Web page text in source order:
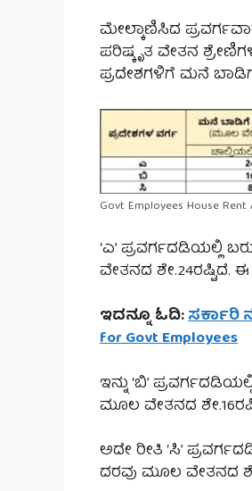
ಮೇಲ್ಕಾಣಿಸಿದ
ಪರಿಷ್ಕೃತ ವೇತನ
ಪ್ರದೇಶಗಳಿಗೆ ಮನೆ
Govt Employees House Rent
‘ಎ’ ಪ್ರವರ್ಗದಡಿಯಲ್ಲಿ
ವೇತನದ ಶೇ.24ರಷ್ಟಿದೆ.
ಇದನ್ನೂ ಓದಿ:ಸರ್ಕಾರಿ
for Govt Employees
ಇನ್ನು ‘ಬಿ’
ಮೂಲ ವೇತನದ
ಅದೇ ರೀತಿ ‘ಸಿ’
ದರವು ಮೂಲ ವೇತನದ